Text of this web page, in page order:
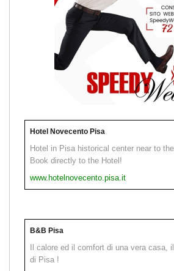
Hotel Novecento Pisa
Hotel in Pisa historical center near to the
Book directly to the Hotel!
www.hotelnovecento.pisa.it
B&B Pisa
Il calore ed il comfort di una vera casa,
di Pisa !